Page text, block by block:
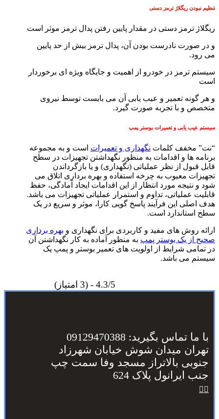
تنظیم نبودن ریگلاژ ترمز دستی
ریگلاژ ترمز دستی در مقدار پایین رفتن پدال ترمز موثر است
و در صورت نادرست بودن آن، پدال ترمز بیش از حد پایین
می رود.
سیستم ترمز در خودرو از اهمیت و جایگاه ویژه ای برخوردار
است
و هر گونه تعمیر و عیب یابی آن می بایست توسط نیروی
متخصص و با تجربه صورت گیرد.
سیستم عیب یابی و تعمیرات بوستر پمپ
“نت” مخفف کلمات نگهداری و تعمیرات است و به مجموعه
برنامه ها و اقدامات به منظور نگهداشتن تجهیزات در سطح
قابل قبول از نظر عملیاتی (نگهداری) و یا بازگرداندن
تجهیزات معیوب به چرخه استفاده و بهره برداری اتلاق می
شود و نتیجه مورد انتظار از این اقدامات ایجاد آمادگی، حفظ
قابلیت عملیاتی، تداوم و استمرار عملیاتی تجهیزات می باشد.
هدف اصلی این فرآیند پاسخ گویی کارا، موثر و سریع در یک
سطح استاندارد است.
ارائه روش های مفید و کاربردی برای نگهداری و بهره برداری
صحیح از یک بوستر پمپ به منظور آماده به کار نگهداشتن آن
در تمامی شرایط از اولویت های تعمیر بوستر و پمپ یک
سیستم می باشد.
4.3/5 - (3 امتیاز)
با ما تماس بگیرید: 09129470388
تهران میدان شوش خیابان شهرزاد
جنوبی بالاتراز مسجد وفا سمت چپ
جنب ایرانول پلاک 624